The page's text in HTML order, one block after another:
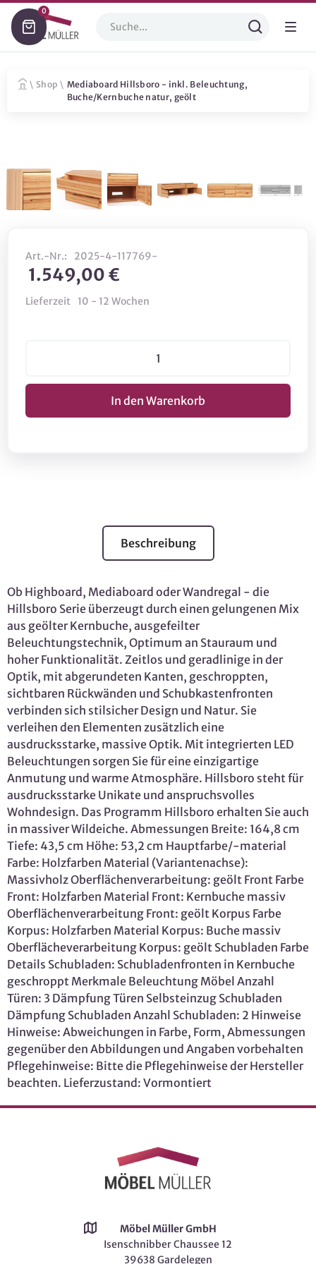
0
\ Shop \ Mediaboard Hillsboro - inkl. Beleuchtung,
Buche/Kernbuche natur, geölt
Art.-Nr.: 2025-4-117769-
1.549,00 €
Lieferzeit 10 - 12 Wochen
Beschreibung
Ob Highboard, Mediaboard oder Wandregal - die
Hillsboro Serie überzeugt durch einen gelungenen Mix
aus geölter Kernbuche, ausgefeilter
Beleuchtungstechnik, Optimum an Stauraum und
hoher Funktionalität. Zeitlos und geradlinige in der
Optik, mit abgerundeten Kanten, geschroppten,
sichtbaren Rückwänden und Schubkastenfronten
verbinden sich stilsicher Design und Natur. Sie
verleihen den Elementen zusätzlich eine
ausdrucksstarke, massive Optik. Mit integrierten LED
Beleuchtungen sorgen Sie für eine einzigartige
Anmutung und warme Atmosphäre. Hillsboro steht für
ausdrucksstarke Unikate und anspruchsvolles
Wohndesign. Das Programm Hillsboro erhalten Sie auch
in massiver Wildeiche. Abmessungen Breite: 164,8 cm
Tiefe: 43,5 cm Höhe: 53,2 cm Hauptfarbe/-material
Farbe: Holzfarben Material (Variantenachse):
Massivholz Oberflächenverarbeitung: geölt Front Farbe
Front: Holzfarben Material Front: Kernbuche massiv
Oberflächenverarbeitung Front: geölt Korpus Farbe
Korpus: Holzfarben Material Korpus: Buche massiv
Oberflächeverarbeitung Korpus: geölt Schubladen Farbe
Details Schubladen: Schubladenfronten in Kernbuche
geschroppt Merkmale Beleuchtung Möbel Anzahl
Türen: 3 Dämpfung Türen Selbsteinzug Schubladen
Dämpfung Schubladen Anzahl Schubladen: 2 Hinweise
Hinweise: Abweichungen in Farbe, Form, Abmessungen
gegenüber den Abbildungen und Angaben vorbehalten
Pflegehinweise: Bitte die Pflegehinweise der Hersteller
beachten. Lieferzustand: Vormontiert
Möbel Müller GmbH
Isenschnibber Chaussee 12
39638 Gardelegen